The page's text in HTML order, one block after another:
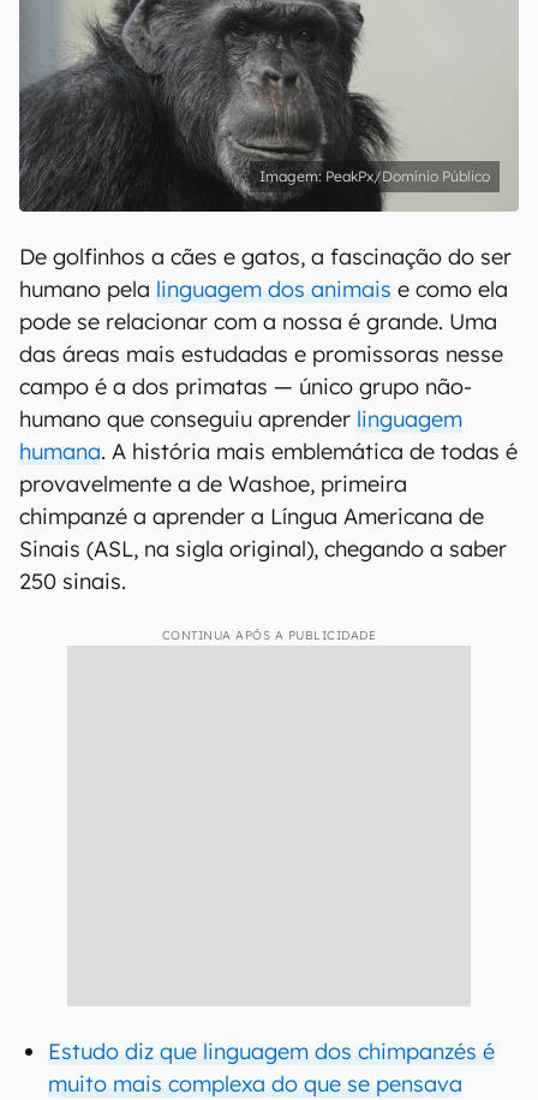
PeakPx/Domínio Público
De golfinhos a cães e gatos, a fascinação do ser
humano pela linguagem dos animais e como ela
pode se relacionar com a nossa é grande. Uma
das áreas mais estudadas e promissoras nesse
campo é a dos primatas — único grupo não-
humano que conseguiu aprender linguagem
humana. A história mais emblemática de todas é
provavelmente a de Washoe, primeira
chimpanzé a aprender a Língua Americana de
Sinais (ASL, na sigla original), chegando a saber
250 sinais.
CONTINUA APÓS A PUBLICIDADE
Estudo diz que linguagem dos chimpanzés é
muito mais complexa do que se pensava